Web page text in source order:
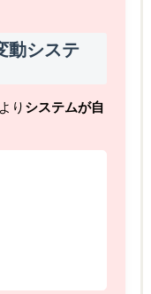
動システ
り システムが自